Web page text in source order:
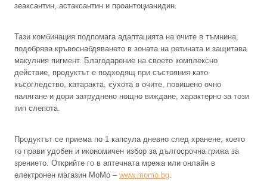
зеаксантин, астаксантин и проантоцианидин.
Тази комбинация подпомага адаптацията на очите в тъмнина,
подобрява кръвоснабдяването в зоната на ретината и защитава
макулния пигмент. Благодарение на своето комплексно
действие, продуктът е подходящ при състояния като
късогледство, катаракта, сухота в очите, повишено очно
налягане и дори затруднено нощно виждане, характерно за този
тип слепота.
Продуктът се приема по 1 капсула дневно след хранене, което
го прави удобен и икономичен избор за дългосрочна грижа за
зрението. Открийте го в аптечната мрежа или онлайн в
електронен магазин MoMo – www.momo.bg